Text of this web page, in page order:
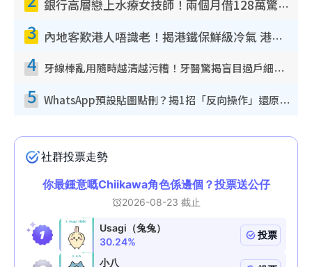
銀行高層戀上水療女技師！兩個月借128萬驚覺「沉船」沉落火海 揭背後疑似邪教操控賣淫
3 內地客歎港人唔識老！揭港鐵保鮮級冷氣 港人求放過：咪投訴
4 牙線棒亂用隨時越清越污糟！牙醫驚揭盲目過戶細菌恐致蛀牙：呢種先係日常真保養
5 WhatsApp預設貼圖點刪？揭1招「反向操作」還原簡潔介面 附3步實測教學